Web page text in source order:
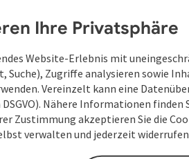
Ihre Privatsphäre
Website-Erlebnis mit
Suche), Zugriffe analysieren sowie
Vereinzelt kann eine
Nähere Informationen finden
Zustimmung akzeptieren Sie die
verwalten und jederzeit